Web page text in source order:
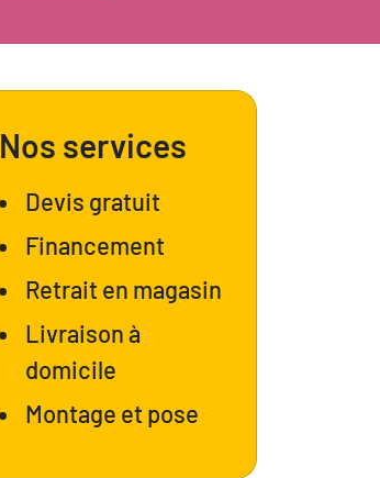
Nos services
Devis gratuit
Financement
Retrait en magasin
Livraison à
domicile
Montage et pose